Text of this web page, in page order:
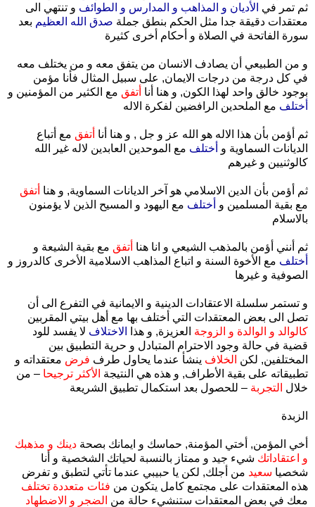
ثم تمر في الأديان و المذاهب و المدارس و الطوائف و تنتهي الى
معتقدات دقيقة جدا مثل الحكم بنطق جملة صدق الله العظيم بعد
سورة الفاتحة في الصلاة و أحكام أخرى كثيرة
و من الطبيعي أن يصادف الانسان من يتفق معه و من يختلف معه
في كل درجة من درجات الايمان, على سبيل المثال فأنا مؤمن
بوجود خالق واحد لهذا الكون, و هنا أنا أتفق مع الكثير من المؤمنين و
أختلف مع الملحدين الرافضين لفكرة الاله
ثم أؤمن بأن هذا الاله هو الله عز و جل , و هنا أنا أتفق مع أتباع
الديانات السماوية و أختلف مع الموحدين العابدين لاله غير الله
كالوثنيين و غيرهم
ثم أؤمن بأن الدين الاسلامي هو آخر الديانات السماوية, و هنا أتفق
مع بقية المسلمين و أختلف مع اليهود و المسيح الذين لا يؤمنون
بالاسلام
ثم أنني أؤمن بالمذهب الشيعي و انا هنا أتفق مع بقية الشيعة و
أختلف مع الأخوة السنة و اتباع المذاهب الاسلامية الأخرى كالدروز و
الصوفية و غيرها
و تستمر سلسلة الاعتقادات الدينية و الايمانية في التفرع الى أن
تصل الى بعض المعتقدات التي أختلف بها مع أهل بيتي المقربين
كالوالد و الوالدة و الزوجة العزيزة, و هذا الاختلاف لا يفسد للود
قضية في حالة وجود الاحترام المتبادل و حرية التطبيق بين
المختلفين, لكن الخلاف ينشأ عندما يحاول طرف فرض معتقداته و
تطبيقاته على بقية الأطراف, و هذه هي النتيجة الأكثر ترجيحا – من
خلال التجربة – للحصول بعد استكمال تطبيق الشريعة
الزبدة
أخي المؤمن, أختي المؤمنة, حماسك و ايمانك بصحة دينك و مذهبك
و اعتقاداتك شيء جيد و ممتاز بالنسبة لحياتك الشخصية و أنا
شخصيا سعيد من أجلك, لكن يا حبيبي عندما تأتي لتطبق و تفرض
هذه المعتقدات على مجتمع كامل يتكون من فئات متعددة تختلف
معك في بعض المعتقدات ستنشيء حالة من الضجر و الاضطهاد